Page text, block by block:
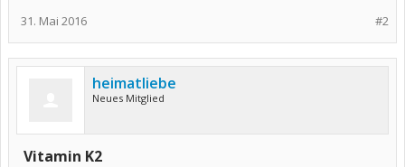
#2
31. Mai 2016
heimatliebe
Neues Mitglied
Vitamin K2